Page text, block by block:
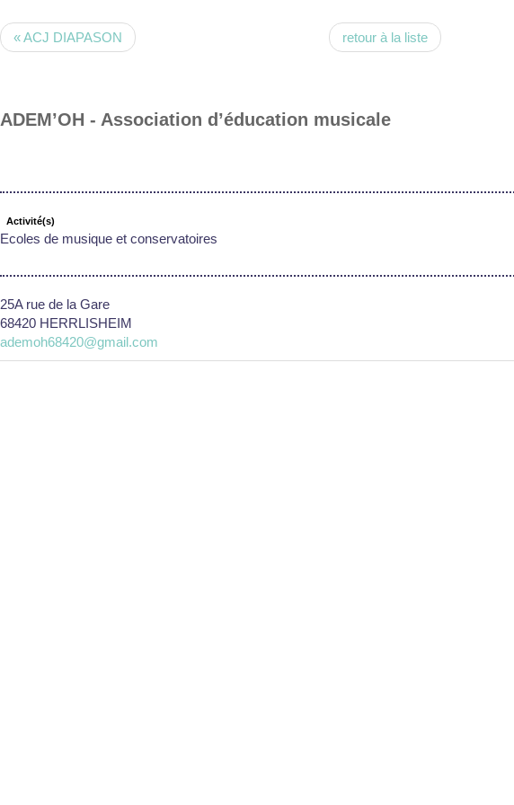
« ACJ DIAPASON retour à la liste
ADEM’OH - Association d’éducation musicale
Activité(s)
Ecoles de musique et conservatoires
25A rue de la Gare
68420 HERRLISHEIM
ademoh68420@gmail.com